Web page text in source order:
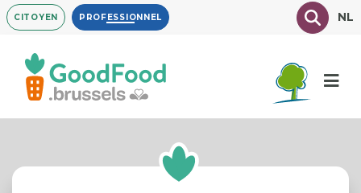
Aller
au
contenu
principal
CITOYEN PROFESSIONNEL TexteNL